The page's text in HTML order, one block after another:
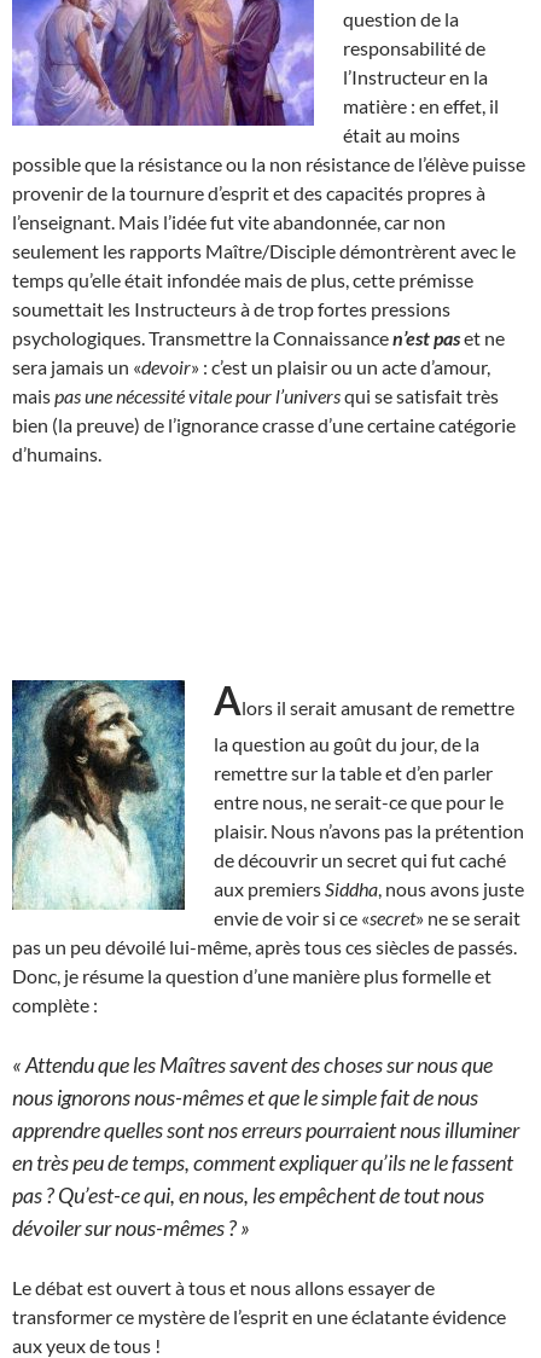
question de la
responsabilité de
l’Instructeur en la
matière : en effet, il
était au moins
possible que la résistance ou la non résistance de l’élève puisse
provenir de la tournure d’esprit et des capacités propres à
l’enseignant. Mais l’idée fut vite abandonnée, car non
seulement les rapports Maître/Disciple démontrèrent avec le
temps qu’elle était infondée mais de plus, cette prémisse
soumettait les Instructeurs à de trop fortes pressions
psychologiques. Transmettre la Connaissancen’est paset ne
sera jamais un «devoir» : c’est un plaisir ou un acte d’amour,
maispas une nécessité vitale pour l’universqui se satisfait très
bien (la preuve) de l’ignorance crasse d’une certaine catégorie
d’humains.
Alors il serait amusant de remettre
la question au goût du jour, de la
remettre sur la table et d’en parler
entre nous, ne serait-ce que pour le
plaisir. Nous n’avons pas la prétention
de découvrir un secret qui fut caché
aux premiers Siddha , nous avons juste
envie de voir si ce «secret» ne se serait
pas un peu dévoilé lui-même, après tous ces siècles de passés.
Donc, je résume la question d’une manière plus formelle et
complète :
« Attendu que les Maîtres savent des choses sur nous que
nous ignorons nous-mêmes et que le simple fait de nous
apprendre quelles sont nos erreurs pourraient nous illuminer
en très peu de temps, comment expliquer qu’ils ne le fassent
pas ? Qu’est-ce qui, en nous, les empêchent de tout nous
dévoiler sur nous-mêmes ? »
Le débat est ouvert à tous et nous allons essayer de
transformer ce mystère de l’esprit en une éclatante évidence
aux yeux de tous !